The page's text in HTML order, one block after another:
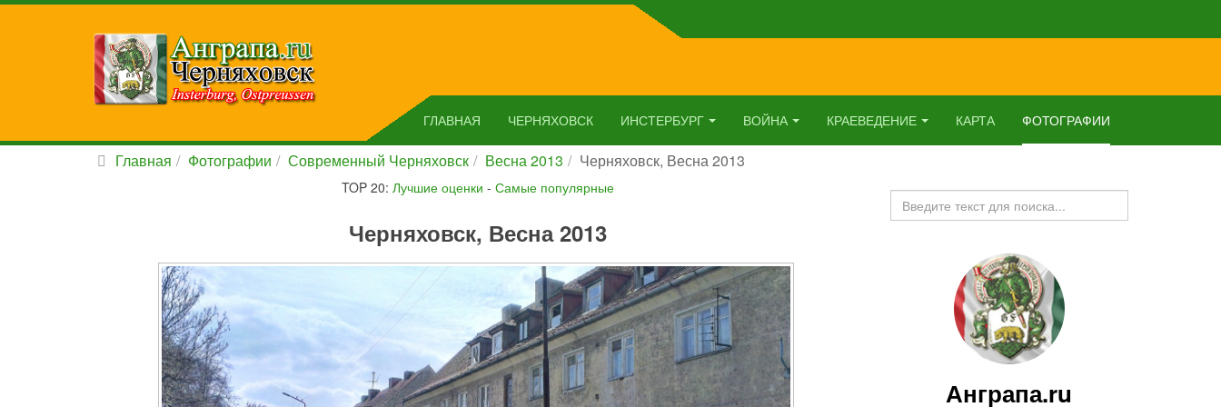
ГЛАВНАЯ ЧЕРНЯХОВСК ИНСТЕРБУРГ ВОЙНА КРАЕВЕДЕНИЕ КАРТА ФОТОГРАФИИ
Главная Фотографии Современный Черняховск Весна 2013 Черняховск, Весна 2013
TOP 20: Лучшие оценки - Самые популярные
Черняховск, Весна 2013
Искать...
Анграпа.ru